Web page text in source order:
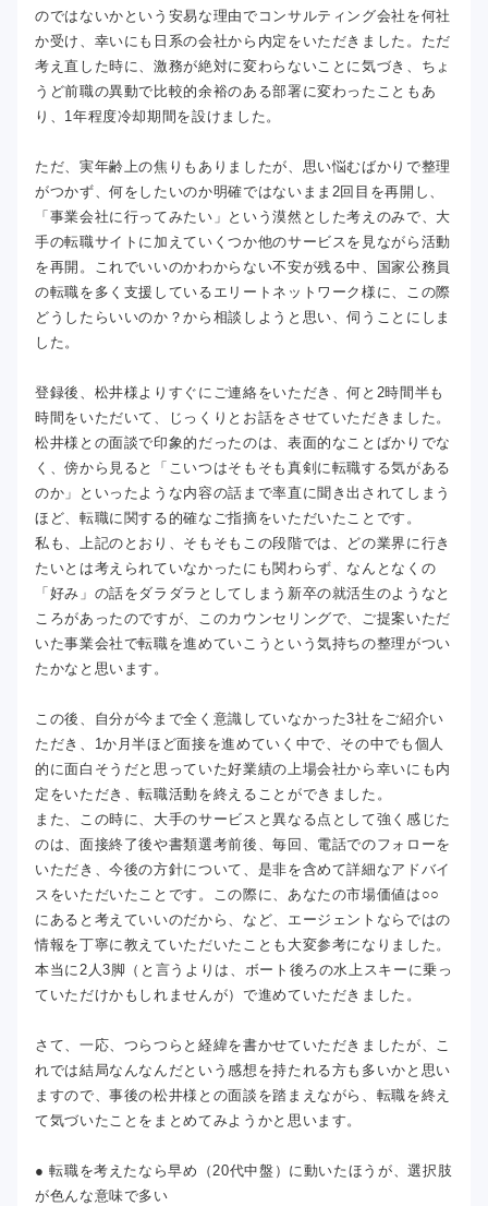
のではないかという安易な理由でコンサルティング会社を何社
か受け、幸いにも日系の会社から内定をいただきました。ただ
考え直した時に、激務が絶対に変わらないことに気づき、ちょ
うど前職の異動で比較的余裕のある部署に変わったこともあ
り、1年程度冷却期間を設けました。
ただ、実年齢上の焦りもありましたが、思い悩むばかりで整理
がつかず、何をしたいのか明確ではないまま2回目を再開し、
「事業会社に行ってみたい」という漠然とした考えのみで、大
手の転職サイトに加えていくつか他のサービスを見ながら活動
を再開。これでいいのかわからない不安が残る中、国家公務員
の転職を多く支援しているエリートネットワーク様に、この際
どうしたらいいのか？から相談しようと思い、伺うことにしま
した。
登録後、松井様よりすぐにご連絡をいただき、何と2時間半も
時間をいただいて、じっくりとお話をさせていただきました。
松井様との面談で印象的だったのは、表面的なことばかりでな
く、傍から見ると「こいつはそもそも真剣に転職する気がある
のか」といったような内容の話まで率直に聞き出されてしまう
ほど、転職に関する的確なご指摘をいただいたことです。
私も、上記のとおり、そもそもこの段階では、どの業界に行き
たいとは考えられていなかったにも関わらず、なんとなくの
「好み」の話をダラダラとしてしまう新卒の就活生のようなと
ころがあったのですが、このカウンセリングで、ご提案いただ
いた事業会社で転職を進めていこうという気持ちの整理がつい
たかなと思います。
この後、自分が今まで全く意識していなかった3社をご紹介い
ただき、1か月半ほど面接を進めていく中で、その中でも個人
的に面白そうだと思っていた好業績の上場会社から幸いにも内
定をいただき、転職活動を終えることができました。
また、この時に、大手のサービスと異なる点として強く感じた
のは、面接終了後や書類選考前後、毎回、電話でのフォローを
いただき、今後の方針について、是非を含めて詳細なアドバイ
スをいただいたことです。この際に、あなたの市場価値は○○
にあると考えていいのだから、など、エージェントならではの
情報を丁寧に教えていただいたことも大変参考になりました。
本当に2人3脚（と言うよりは、ボート後ろの水上スキーに乗っ
ていただけかもしれませんが）で進めていただきました。
さて、一応、つらつらと経緯を書かせていただきましたが、こ
れでは結局なんなんだという感想を持たれる方も多いかと思い
ますので、事後の松井様との面談を踏まえながら、転職を終え
て気づいたことをまとめてみようかと思います。
● 転職を考えたなら早め（20代中盤）に動いたほうが、選択肢
が色んな意味で多い